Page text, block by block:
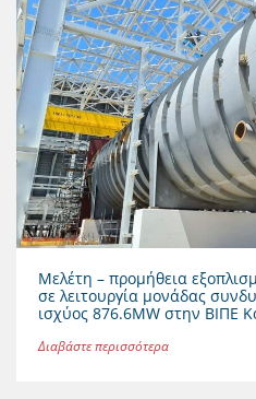
Μελέτη – προμήθεια
σε λειτουργία μονάδας
ισχύος 876.6MW στην ΒΙΠΕ
Διαβάστε περισσότερα